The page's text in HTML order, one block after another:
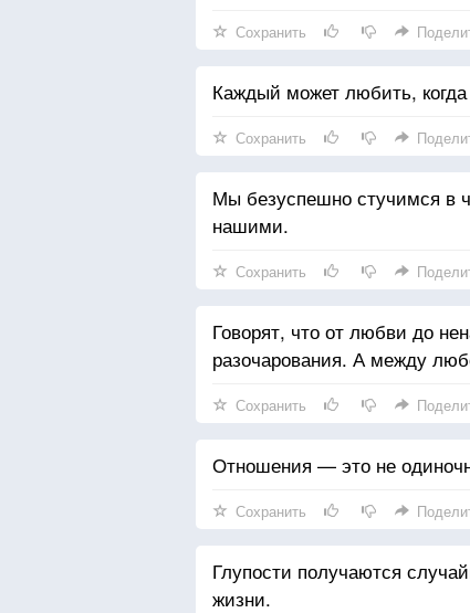
Сохранить
Каждый может любить,
Сохранить
Мы безуспешно стучимся в
нашими.
Сохранить
Говорят, что от любви до
разочарования. А между
Сохранить
Отношения — это не
Сохранить
Глупости получаются
жизни.